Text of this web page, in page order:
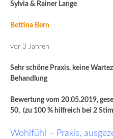
Sylvia & Rainer Lange
Bettina Bern
vor 3 Jahren
Sehr schöne Praxis, keine
Behandlung
Bewertung vom 20.05.2019,
50, (zu 100 % hilfreich bei 2
Wohlfühl – Praxis,